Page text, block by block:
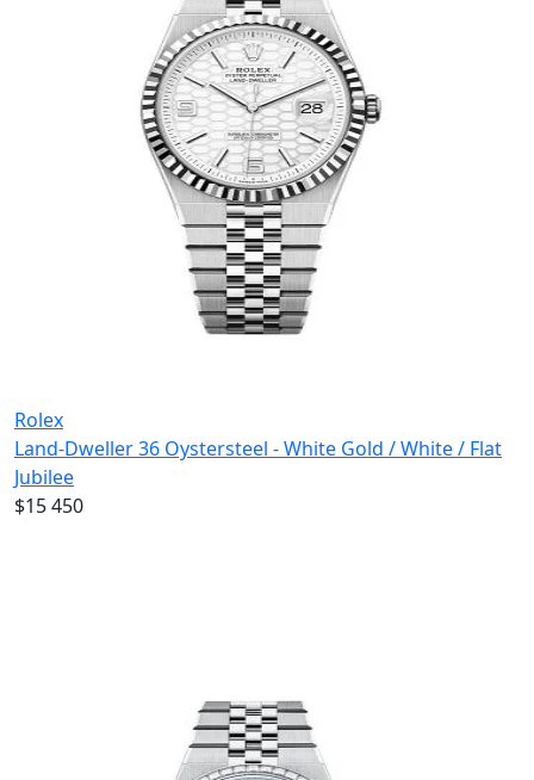
Rolex
Land-Dweller 36 Oystersteel - White Gold / White / Flat
Jubilee
$15 450